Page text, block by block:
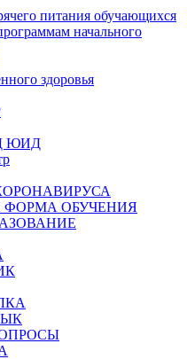
питания обучающихся
начального
здоровья
ЮИД
ОБУЧЕНИЯ